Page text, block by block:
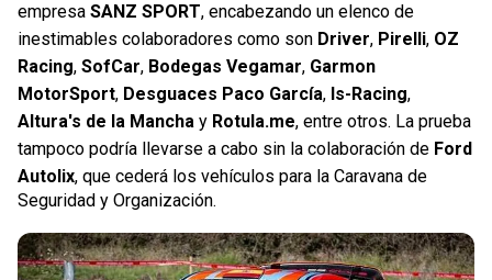
empresa SANZ SPORT, encabezando un elenco de
inestimables colaboradores como son Driver, Pirelli, OZ
Racing, SofCar, Bodegas Vegamar, Garmon
MotorSport, Desguaces Paco García, Is-Racing,
Altura's de la Mancha y Rotula.me, entre otros. La prueba
tampoco podría llevarse a cabo sin la colaboración de Ford
Autolix, que cederá los vehículos para la Caravana de
Seguridad y Organización.